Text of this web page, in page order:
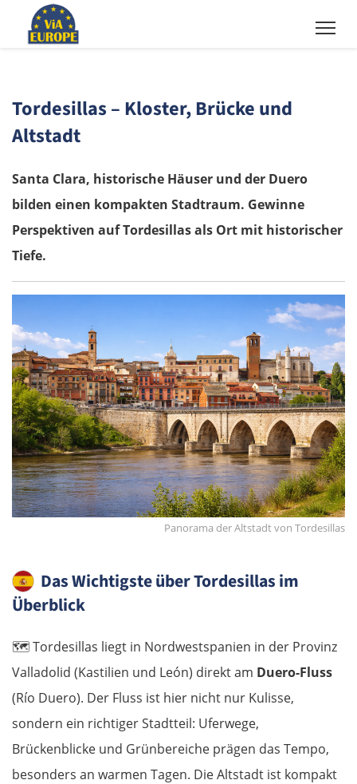
Tordesillas – Kloster, Brücke und
Altstadt
Santa Clara, historische Häuser und der Duero
bilden einen kompakten Stadtraum. Gewinne
Perspektiven auf Tordesillas als Ort mit historischer
Tiefe.
Panorama der Altstadt von Tordesillas
Das Wichtigste über Tordesillas im
Überblick
🗺️Tordesillas liegt in Nordwestspanien in der Provinz
Valladolid (Kastilien und León) direkt am Duero-Fluss
(Río Duero). Der Fluss ist hier nicht nur Kulisse,
sondern ein richtiger Stadtteil: Uferwege,
Brückenblicke und Grünbereiche prägen das Tempo,
besonders an warmen Tagen. Die Altstadt ist kompakt